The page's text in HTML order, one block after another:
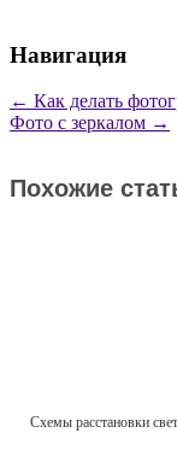
Навигация
← Как делать
Фото с зеркалом →
Похожие
Схемы расстановки